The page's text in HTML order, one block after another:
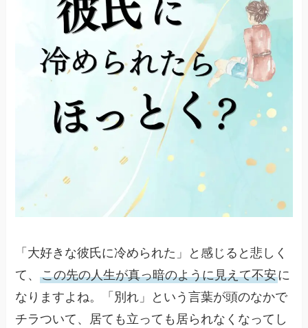
「大好きな彼氏に冷められた」と感じると悲しく
て、この先の人生が真っ暗のように見えて不安に
なりますよね。「別れ」という言葉が頭のなかで
チラついて、居ても立っても居られなくなってし